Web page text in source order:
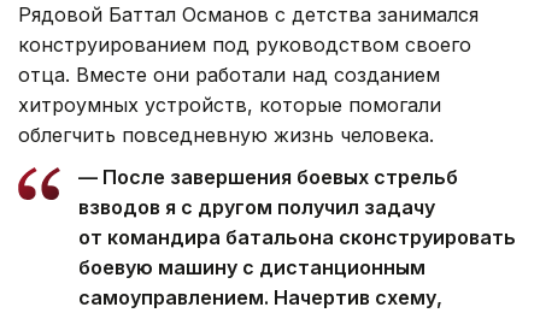
Рядовой Баттал Османов с детства занимался
конструированием под руководством своего
отца. Вместе они работали над созданием
хитроумных устройств, которые помогали
облегчить повседневную жизнь человека.
— После завершения боевых стрельб
взводов я с другом получил задачу
от командира батальона сконструировать
боевую машину с дистанционным
самоуправлением. Начертив схему,